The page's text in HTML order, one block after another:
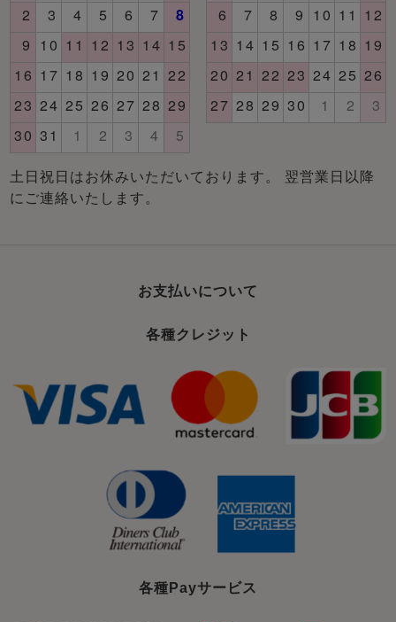
土日祝日はお休みいただいております。 翌営業日以降
にご連絡いたします。
お支払いについて
各種クレジット
各種Payサービス